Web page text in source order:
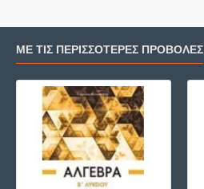
ΜΕ ΤΙΣ ΠΕΡΙΣΣΌΤΕΡΕΣ ΠΡΟΒΟΛΈΣ